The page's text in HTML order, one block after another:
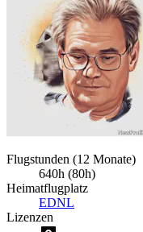
Flugstunden (12 Monate)
640h (80h)
Heimatflugplatz
EDNL
Lizenzen